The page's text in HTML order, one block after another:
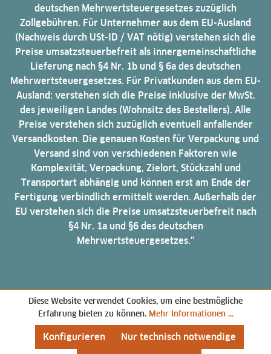
deutschen Mehrwertsteuergesetzes zuzüglich
Zollgebühren. Für Unternehmer aus dem EU-Ausland
(Nachweis durch USt-ID / VAT nötig) verstehen sich die
Preise umsatzsteuerbefreit als innergemeinschaftliche
Lieferung nach §4 Nr. 1b und § 6a des deutschen
Mehrwertsteuergesetzes. Für Privatkunden aus dem EU-
Ausland: verstehen sich die Preise inklusive der MwSt.
des jeweiligen Landes (Wohnsitz des Bestellers). Alle
Preise verstehen sich zuzüglich eventuell anfallender
Versandkosten. Die genauen Kosten für Verpackung und
Versand sind von verschiedenen Faktoren wie
Komplexität, Verpackung, Zielort, Stückzahl und
Transportart abhängig und können erst am Ende der
Fertigung verbindlich ermittelt werden. Außerhalb der
EU verstehen sich die Preise umsatzsteuerbefreit nach
§4 Nr. 1a und §6 des deutschen
Mehrwertsteuergesetzes."
Diese Website verwendet Cookies, um eine bestmögliche
Erfahrung bieten zu können. Mehr Informationen ...
Nur technisch notwendige
Konfigurieren